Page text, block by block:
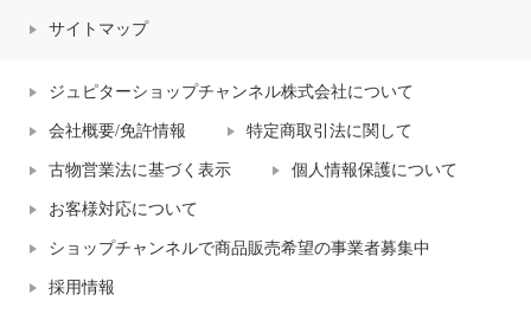
サイトマップ
ジュピターショップチャンネル株式会社について
会社概要/免許情報 特定商取引法に関して
古物営業法に基づく表示 個人情報保護について
お客様対応について
ショップチャンネルで商品販売希望の事業者募集中
採用情報